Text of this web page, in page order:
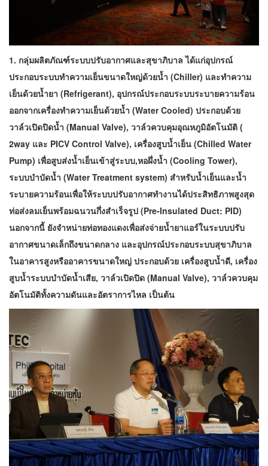
1. กลุ่มผลิตภัณฑ์ระบบปรับอากาศและสุขาภิบาล ได้แก่อุปกรณ์
ประกอบระบบทำความเย็นขนาดใหญ่ด้วยน้ำ (Chiller) และทำความ
เย็นด้วยน้ำยา (Refrigerant), อุปกรณ์ประกอบระบบระบายความร้อน
ออกจากเครื่องทำความเย็นด้วยน้ำ (Water Cooled) ประกอบด้วย
วาล์วเปิดปิดน้ำ (Manual Valve), วาล์วควบคุมอุณหภูมิอัตโนมัติ (
2way และ PICV Control Valve), เครื่องสูบน้ำเย็น (Chilled Water
Pump) เพื่อสูบส่งน้ำเย็นเข้าสู่ระบบ,หอผึ่งน้ำ (Cooling Tower),
ระบบบำบัดน้ำ (Water Treatment system) สำหรับน้ำเย็นและน้ำ
ระบายความร้อนเพื่อให้ระบบปรับอากาศทำงานได้ประสิทธิภาพสูงสุด
ท่อส่งลมเย็นพร้อมฉนวนกึ่งสำเร็จรูป (Pre-Insulated Duct: PID)
นอกจากนี้ ยังจำหน่ายท่อทองแดงเพื่อส่งจ่ายน้ำยาแอร์ในระบบปรับ
อากาศขนาดเล็กถึงขนาดกลาง และอุปกรณ์ประกอบระบบสุขาภิบาล
ในอาคารสูงหรืออาคารขนาดใหญ่ ประกอบด้วย เครื่องสูบน้ำดี, เครื่อง
สูบน้ำระบบบำบัดน้ำเสีย, วาล์วเปิดปิด (Manual Valve), วาล์วควบคุม
อัตโนมัติทั้งความดันและอัตราการไหล เป็นต้น